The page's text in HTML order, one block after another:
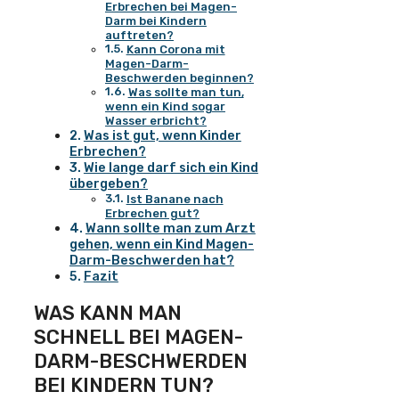
Erbrechen bei Magen-
Darm bei Kindern
auftreten?
Kann Corona mit
Magen-Darm-
Beschwerden beginnen?
Was sollte man tun,
wenn ein Kind sogar
Wasser erbricht?
Was ist gut, wenn Kinder
Erbrechen?
Wie lange darf sich ein Kind
übergeben?
Ist Banane nach
Erbrechen gut?
Wann sollte man zum Arzt
gehen, wenn ein Kind Magen-
Darm-Beschwerden hat?
Fazit
WAS KANN MAN
SCHNELL BEI MAGEN-
DARM-BESCHWERDEN
BEI KINDERN TUN?